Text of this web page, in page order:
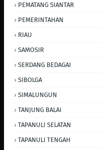
PEMATANG SIANTAR
PEMERINTAHAN
RIAU
SAMOSIR
SERDANG BEDAGAI
SIBOLGA
SIMALUNGUN
TANJUNG BALAI
TAPANULI SELATAN
TAPANULI TENGAH